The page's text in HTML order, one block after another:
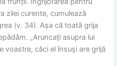
zilei curente, cumulează
(v. 34). Așa că toată grija
„Aruncați asupra lui
voastre, căci el însuși are grijă